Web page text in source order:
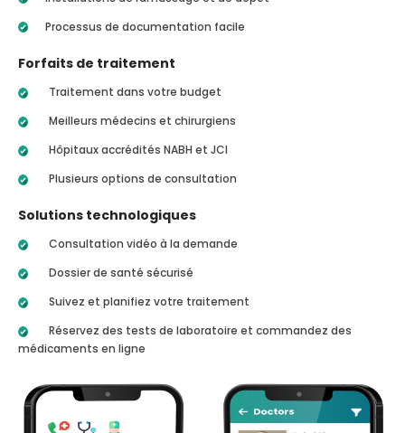
Processus de documentation facile
Forfaits de traitement
Traitement dans votre budget
Meilleurs médecins et chirurgiens
Hôpitaux accrédités NABH et JCI
Plusieurs options de consultation
Solutions technologiques
Consultation vidéo à la demande
Dossier de santé sécurisé
Suivez et planifiez votre traitement
Réservez des tests de laboratoire et commandez des
médicaments en ligne